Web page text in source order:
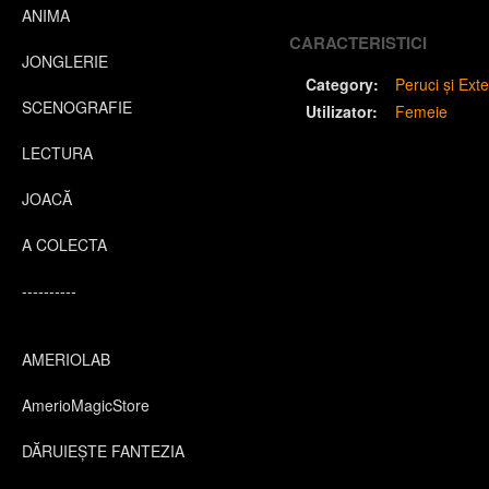
ANIMA
JONGLERIE
SCENOGRAFIE
LECTURA
JOACĂ
A COLECTA
----------
AMERIOLAB
AmerioMagicStore
DĂRUIEȘTE FANTEZIA
CARACTERISTICI
Category:
Peruci și
Utilizator:
Femeie